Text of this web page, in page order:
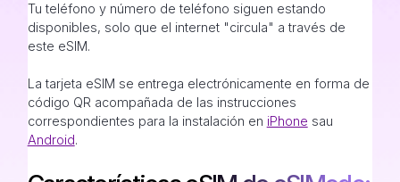
Tu teléfono y número de teléfono siguen estando
disponibles, solo que el internet "circula" a través de
este eSIM.
La tarjeta eSIM se entrega electrónicamente en forma de
código QR acompañada de las instrucciones
correspondientes para la instalación en iPhone sau
Android.